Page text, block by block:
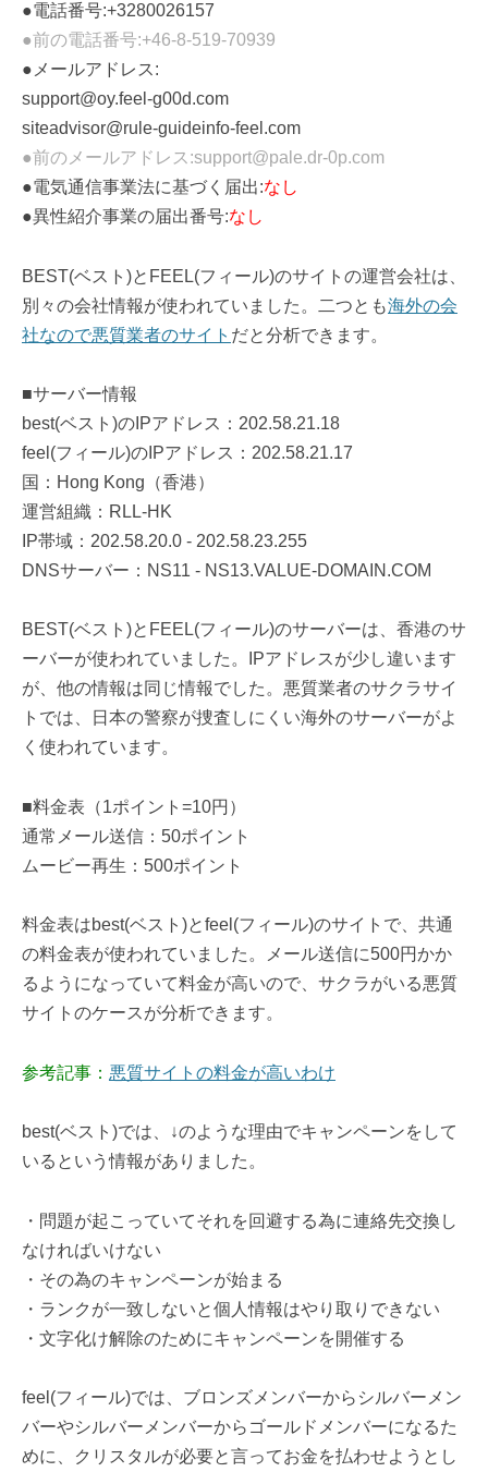
●電話番号:+3280026157
●前の電話番号:+46-8-519-70939
●メールアドレス:
support@oy.feel-g00d.com
siteadvisor@rule-guideinfo-feel.com
●前のメールアドレス:support@pale.dr-0p.com
●電気通信事業法に基づく届出:なし
●異性紹介事業の届出番号:なし
BEST(ベスト)とFEEL(フィール)のサイトの運営会社は、
別々の会社情報が使われていました。二つとも海外の会
社なので悪質業者のサイト だと分析できます。
■サーバー情報
best(ベスト)のIPアドレス：202.58.21.18
feel(フィール)のIPアドレス：202.58.21.17
国：Hong Kong（香港）
運営組織：RLL-HK
IP帯域：202.58.20.0 - 202.58.23.255
DNSサーバー：NS11 - NS13.VALUE-DOMAIN.COM
BEST(ベスト)とFEEL(フィール)のサーバーは、香港のサ
ーバーが使われていました。IPアドレスが少し違います
が、他の情報は同じ情報でした。悪質業者のサクラサイ
トでは、日本の警察が捜査しにくい海外のサーバーがよ
く使われています。
■料金表（1ポイント=10円）
通常メール送信：50ポイント
ムービー再生：500ポイント
料金表はbest(ベスト)とfeel(フィール)のサイトで、共通
の料金表が使われていました。メール送信に500円かか
るようになっていて料金が高いので、サクラがいる悪質
サイトのケースが分析できます。
参考記事： 悪質サイトの料金が高いわけ
best(ベスト)では、↓のような理由でキャンペーンをして
いるという情報がありました。
・問題が起こっていてそれを回避する為に連絡先交換し
なければいけない
・その為のキャンペーンが始まる
・ランクが一致しないと個人情報はやり取りできない
・文字化け解除のためにキャンペーンを開催する
feel(フィール)では、ブロンズメンバーからシルバーメン
バーやシルバーメンバーからゴールドメンバーになるた
めに、クリスタルが必要と言ってお金を払わせようとし